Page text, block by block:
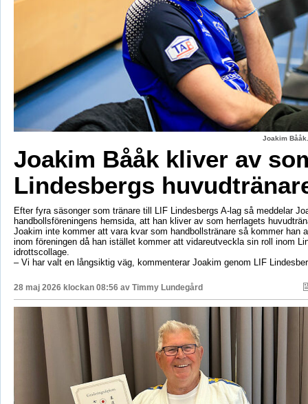
Joakim
Joakim Bååk kliver av
Lindesbergs
Efter fyra säsonger som tränare till LIF Lindesbergs A-lag så meddelar
handbollsföreningens hemsida, att han kliver av som herrlagets
Joakim inte kommer att vara kvar som handbollstränare så kommer han
inom föreningen då han istället kommer att vidareutveckla sin roll inom
idrottscollage.
– Vi har valt en långsiktig väg, kommenterar Joakim genom LIF
28 maj 2026 klockan 08:56 av Timmy Lundegård